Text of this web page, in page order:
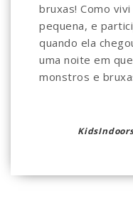
bruxas! Como
pequena, e
quando ela
uma noite em
monstros e